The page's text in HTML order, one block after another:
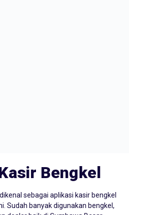
Bengkel
sebagai aplikasi kasir bengkel
Sudah banyak digunakan bengkel,